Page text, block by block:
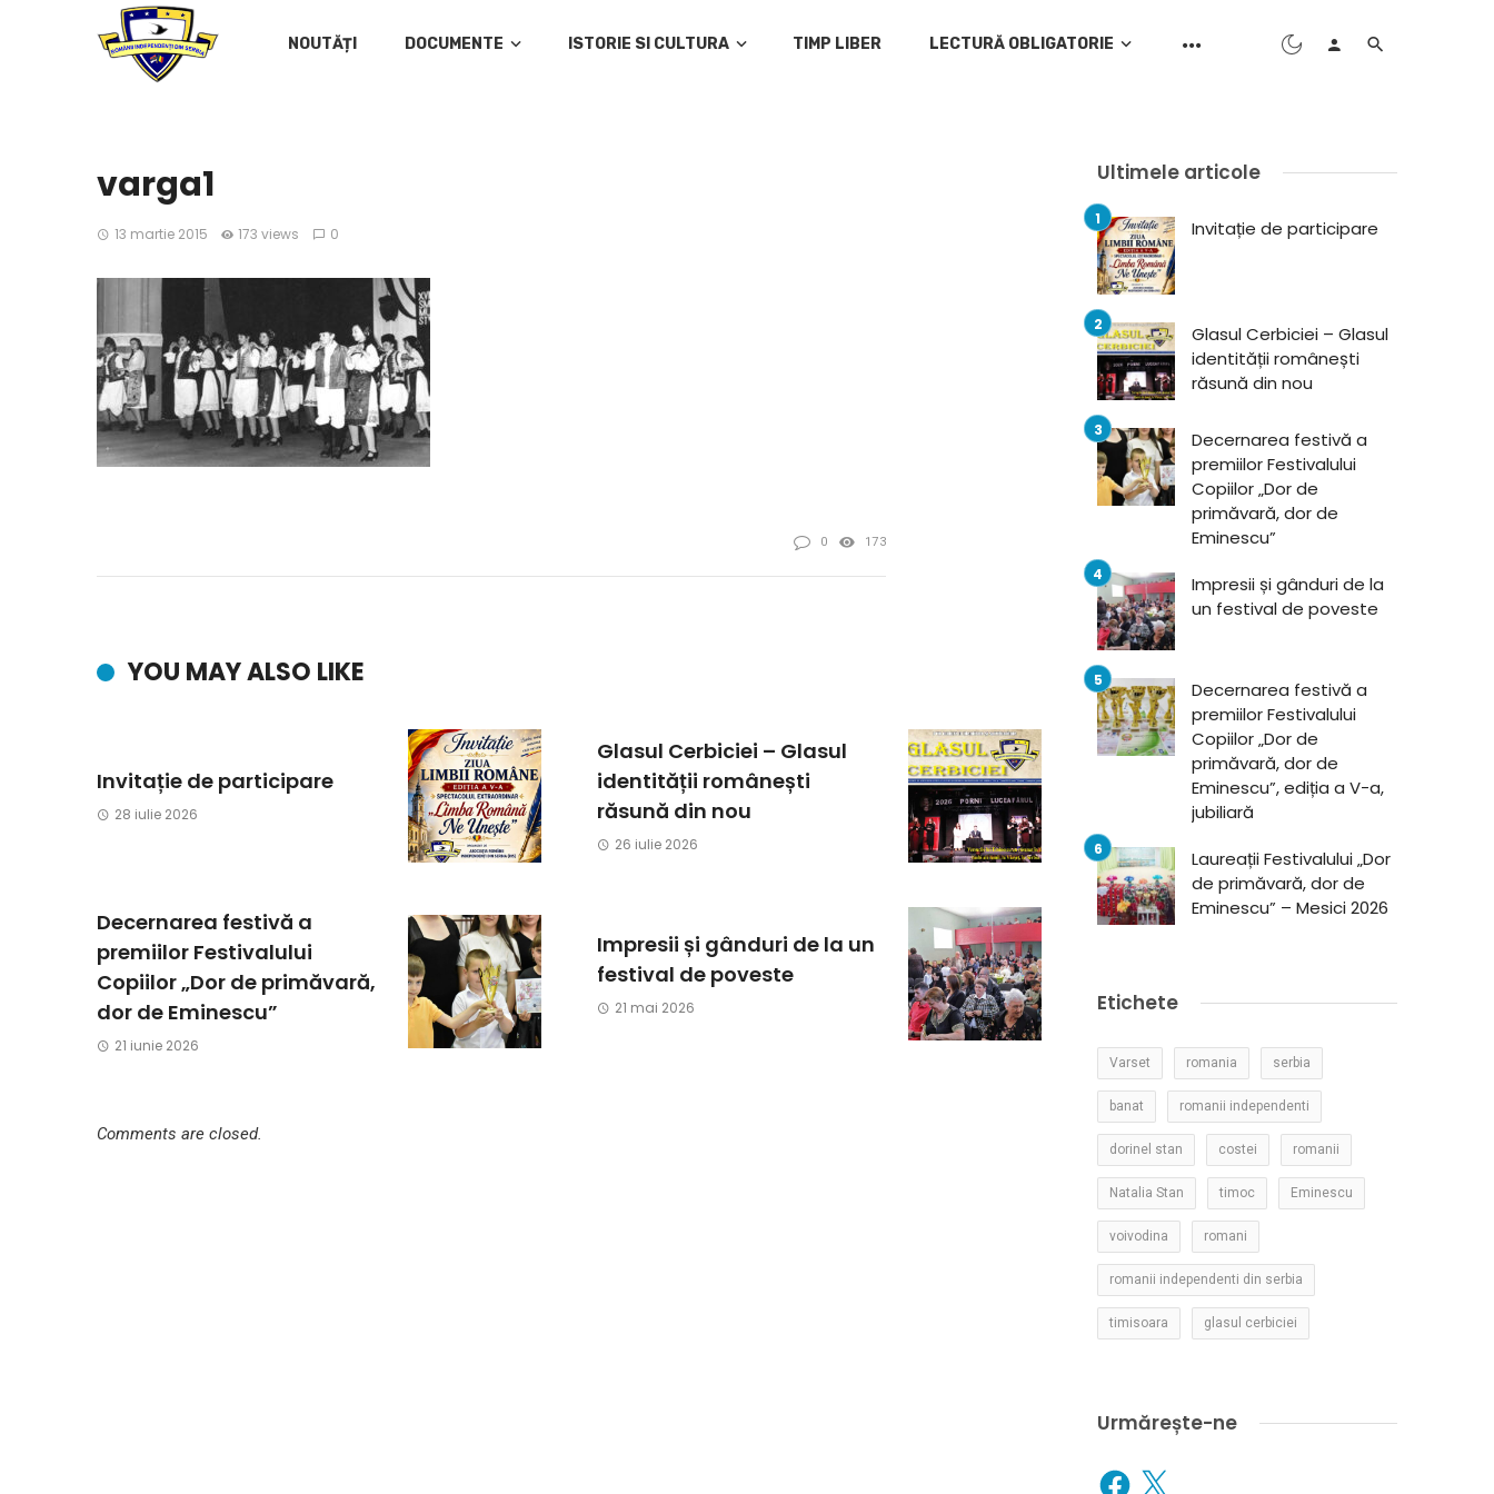
NOUTĂȚI DOCUMENTE ISTORIE SI CULTURA TIMP LIBER LECTURĂ OBLIGATORIE
varga1
13 martie 2015 173 views 0
0 173
YOU MAY ALSO LIKE
Invitație de participare
28 iulie 2026
Glasul Cerbiciei – Glasul
identității românești
răsună din nou
26 iulie 2026
Decernarea festivă a
premiilor Festivalului
Copiilor „Dor de primăvară,
dor de Eminescu”
21 iunie 2026
Impresii și gânduri de la un
festival de poveste
21 mai 2026
Comments are closed.
Ultimele articole
Invitație de participare
Glasul Cerbiciei – Glasul
identității românești
răsună din nou
Decernarea festivă a
premiilor Festivalului
Copiilor „Dor de
primăvară, dor de
Eminescu”
Impresii și gânduri de la
un festival de poveste
Decernarea festivă a
premiilor Festivalului
Copiilor „Dor de
primăvară, dor de
Eminescu”, ediția a V-a,
jubiliară
Laureații Festivalului „Dor
de primăvară, dor de
Eminescu” – Mesici 2026
Etichete
Varset romania serbia
banat romanii independenti
dorinel stan costei romanii
Natalia Stan timoc Eminescu
voivodina romani
romanii independenti din serbia
timisoara glasul cerbiciei
Urmărește-ne
Facebook
X